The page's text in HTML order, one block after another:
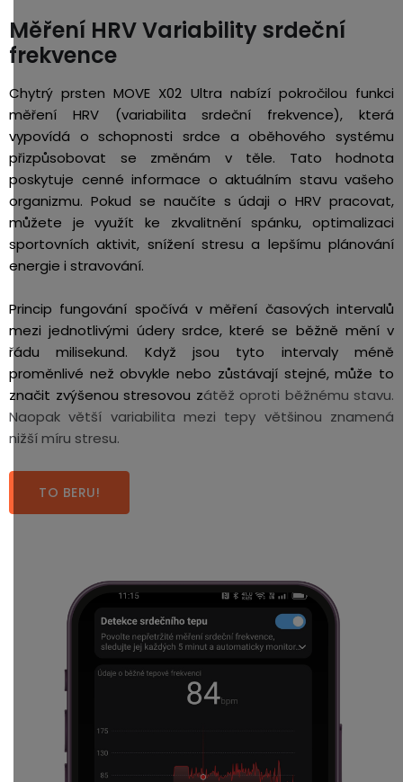
Měření HRV Variability srdeční
frekvence
Chytrý prsten MOVE X02 Ultra nabízí pokročilou funkci
měření HRV (variabilita srdeční frekvence), která
vypovídá o schopnosti srdce a oběhového systému
přizpůsobovat se změnám v těle. Tato hodnota
poskytuje cenné informace o aktuálním stavu vašeho
organizmu. Pokud se naučíte s údaji o HRV pracovat,
můžete je využít ke zkvalitnění spánku, optimalizaci
sportovních aktivit, snížení stresu a lepšímu plánování
energie i stravování.
Princip fungování spočívá v měření časových intervalů
mezi jednotlivými údery srdce, které se běžně mění v
řádu milisekund. Když jsou tyto intervaly méně
proměnlivé než obvykle nebo zůstávají stejné, může to
značit zvýšenou stresovou zátěž oproti běžnému stavu.
Naopak větší variabilita mezi tepy většinou znamená
nižší míru stresu.
TO BERU!